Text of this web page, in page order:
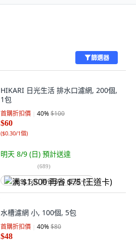
篩選器
HIKARI 日光生活 排水口濾網, 200個,
1包
首購折扣價 40%$100
$60
($0.30/1個)
明天 8/9 (日) 預計送達
(689)
满 $1,500 再省 $75 (王道卡)
水槽濾網 小, 100個, 5包
首購折扣價 40%$80
$48